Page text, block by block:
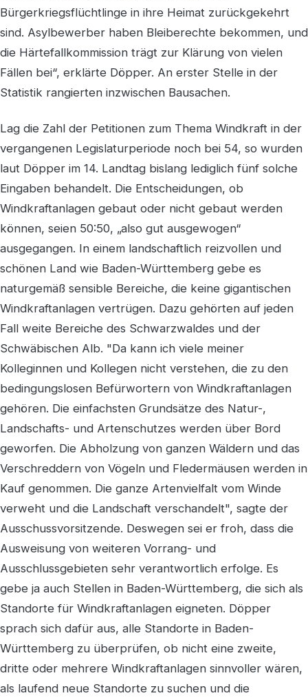
Bürgerkriegsflüchtlinge in ihre Heimat zurückgekehrt
sind. Asylbewerber haben Bleiberechte bekommen, und
die Härtefallkommission trägt zur Klärung von vielen
Fällen bei“, erklärte Döpper. An erster Stelle in der
Statistik rangierten inzwischen Bausachen.
Lag die Zahl der Petitionen zum Thema Windkraft in der
vergangenen Legislaturperiode noch bei 54, so wurden
laut Döpper im 14. Landtag bislang lediglich fünf solche
Eingaben behandelt. Die Entscheidungen, ob
Windkraftanlagen gebaut oder nicht gebaut werden
können, seien 50:50, „also gut ausgewogen“
ausgegangen. In einem landschaftlich reizvollen und
schönen Land wie Baden-Württemberg gebe es
naturgemäß sensible Bereiche, die keine gigantischen
Windkraftanlagen vertrügen. Dazu gehörten auf jeden
Fall weite Bereiche des Schwarzwaldes und der
Schwäbischen Alb. "Da kann ich viele meiner
Kolleginnen und Kollegen nicht verstehen, die zu den
bedingungslosen Befürwortern von Windkraftanlagen
gehören. Die einfachsten Grundsätze des Natur-,
Landschafts- und Artenschutzes werden über Bord
geworfen. Die Abholzung von ganzen Wäldern und das
Verschreddern von Vögeln und Fledermäusen werden in
Kauf genommen. Die ganze Artenvielfalt vom Winde
verweht und die Landschaft verschandelt", sagte der
Ausschussvorsitzende. Deswegen sei er froh, dass die
Ausweisung von weiteren Vorrang- und
Ausschlussgebieten sehr verantwortlich erfolge. Es
gebe ja auch Stellen in Baden-Württemberg, die sich als
Standorte für Windkraftanlagen eigneten. Döpper
sprach sich dafür aus, alle Standorte in Baden-
Württemberg zu überprüfen, ob nicht eine zweite,
dritte oder mehrere Windkraftanlagen sinnvoller wären,
als laufend neue Standorte zu suchen und die